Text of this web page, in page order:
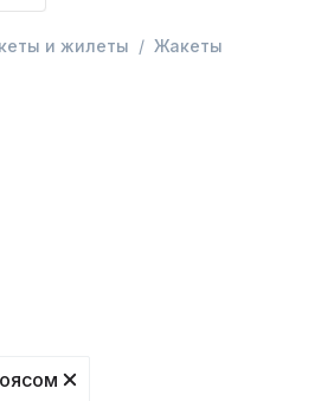
и жилеты Жакеты